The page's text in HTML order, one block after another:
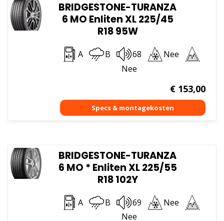
BRIDGESTONE-TURANZA
6 MO Enliten XL 225/45
R18 95W
A B 68
Nee
Nee
€153,00
BRIDGESTONE-TURANZA
6 MO * Enliten XL 225/55
R18 102Y
A B 69
Nee
Nee